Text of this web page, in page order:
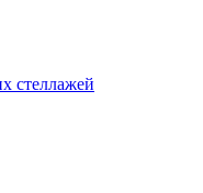
стеллажей